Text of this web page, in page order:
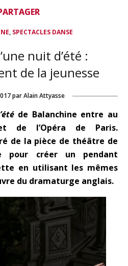
, SPECTACLES DANSE
nuit d’été :
de la jeunesse
par Alain Attyasse
de Balanchine entre au
de l’Opéra de Paris.
de la pièce de théâtre de
pour créer un pendant
en utilisant les mêmes
du dramaturge anglais.